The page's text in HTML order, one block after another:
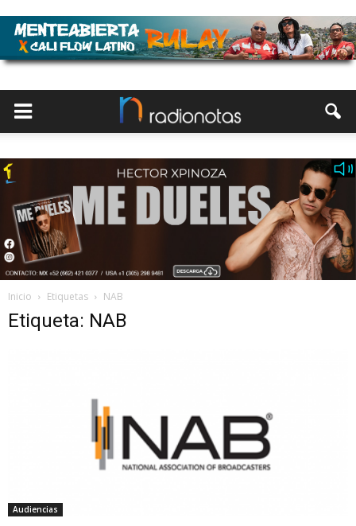
Inicio Etiquetas NAB
Etiqueta: NAB
Audiencias